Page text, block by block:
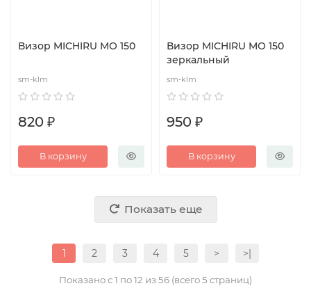
Визор MICHIRU MО 150
sm-klm
820 ₽
В корзину
Визор MICHIRU MО 150
зеркальный
sm-klm
950 ₽
В корзину
Показать еще
1 2 3 4 5 > >|
Показано с 1 по 12 из 56 (всего 5 страниц)